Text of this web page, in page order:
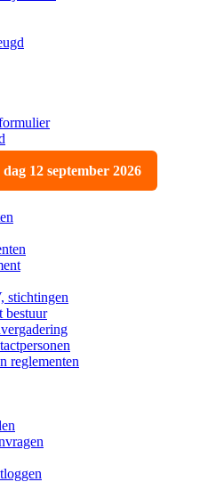
12 september 2026
stichtingen
bestuur
reglementen